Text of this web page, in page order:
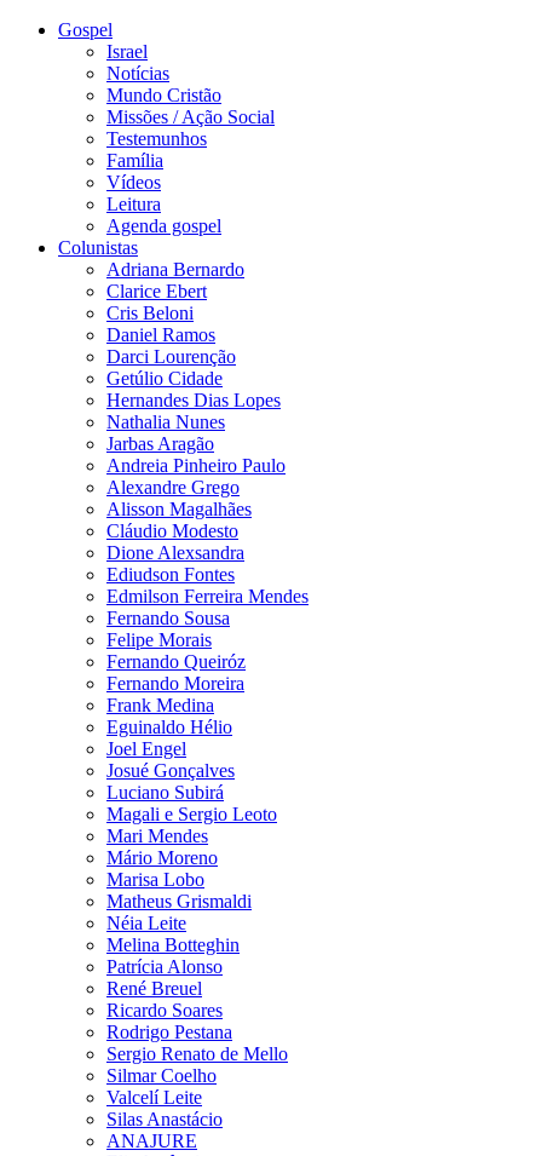
Gospel
Israel
Notícias
Mundo Cristão
Missões / Ação Social
Testemunhos
Família
Vídeos
Leitura
Agenda gospel
Colunistas
Adriana Bernardo
Clarice Ebert
Cris Beloni
Daniel Ramos
Darci Lourenção
Getúlio Cidade
Hernandes Dias Lopes
Nathalia Nunes
Jarbas Aragão
Andreia Pinheiro Paulo
Alexandre Grego
Alisson Magalhães
Cláudio Modesto
Dione Alexsandra
Ediudson Fontes
Edmilson Ferreira Mendes
Fernando Sousa
Felipe Morais
Fernando Queiróz
Fernando Moreira
Frank Medina
Eguinaldo Hélio
Joel Engel
Josué Gonçalves
Luciano Subirá
Magali e Sergio Leoto
Mari Mendes
Mário Moreno
Marisa Lobo
Matheus Grismaldi
Néia Leite
Melina Botteghin
Patrícia Alonso
René Breuel
Ricardo Soares
Rodrigo Pestana
Sergio Renato de Mello
Silmar Coelho
Valcelí Leite
Silas Anastácio
ANAJURE